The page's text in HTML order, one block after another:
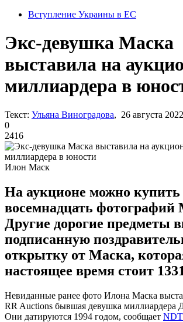
Вступление Украины в ЕС
Экс-девушка Маска
выставила на
миллиардера в
Текст: Ульяна Виноградова, 26 августа
0
2416
Илон Маск
На аукционе можно купить
восемнадцать фотографий
Другие дорогие предметы
подписанную
открытку от Маска,
настоящее время стоит
Невиданные ранее фото Илона Маска
RR Auctions бывшая девушка миллиардера
Они датируются 1994 годом, сообщает